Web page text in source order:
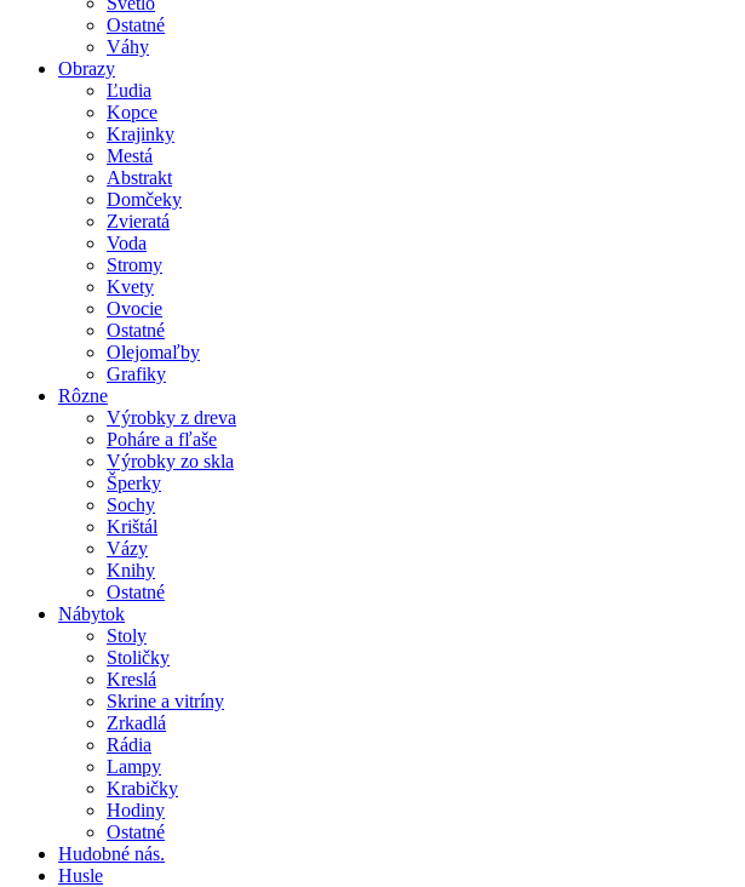
Ostatné
Váhy
Obrazy
Ľudia
Kopce
Krajinky
Mestá
Abstrakt
Domčeky
Zvieratá
Voda
Stromy
Kvety
Ovocie
Ostatné
Olejomaľby
Grafiky
Rôzne
Výrobky z dreva
Poháre a fľaše
Výrobky zo skla
Šperky
Sochy
Krištál
Vázy
Knihy
Ostatné
Nábytok
Stoly
Stoličky
Kreslá
Skrine a vitríny
Zrkadlá
Rádia
Lampy
Krabičky
Hodiny
Ostatné
Hudobné nás.
Husle